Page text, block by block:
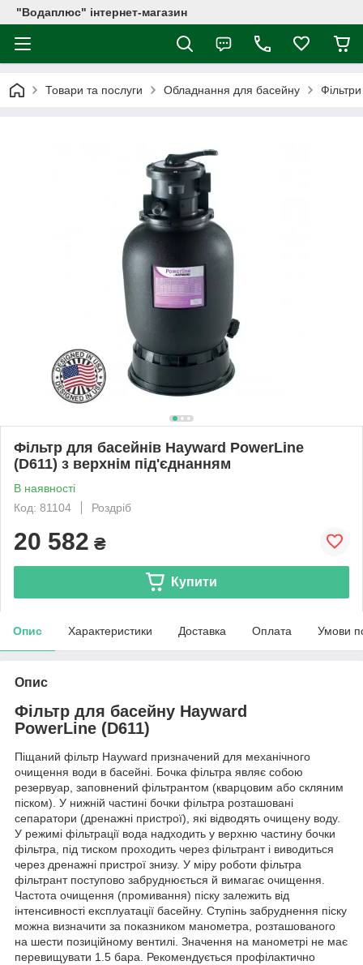
"Водаплюс" інтернет-магазин
Товари та послуги Обладнання для басейну
Фільтр для басейнів Hayward PowerLine
(D611) з верхнім під'єднанням
В наявності
Код: 81104
Роздріб
20 582 ₴
Купити
Опис Характеристики Доставка Оплата Умови
Опис
Фільтр для басейну Hayward
PowerLine (D611)
Піщаний фільтр Hayward призначений для механічного
очищення води в басейні. Бочка фільтра являє собою
резервуар, заповнений фільтрантом (кварцовим або скляним
піском). У нижній частині бочки фільтра розташовані
сепаратори (дренажні пристрої), які відводять очищену воду.
У режимі фільтрації вода надходить у верхню частину бочки
фільтра, під тиском проходить через фільтрант і виводиться
через дренажні пристрої знизу. У міру роботи фільтра
фільтрант поступово забруднюється й вимагає очищення.
Частота очищення (промивання) піску залежить від
інтенсивності експлуатації басейну. Ступінь забруднення піску
можна визначити за показником манометра, розташованого
на шести позиційному вентилі. Значення на манометрі не має
перевищувати 1.5 бара. Рекомендується профілактично